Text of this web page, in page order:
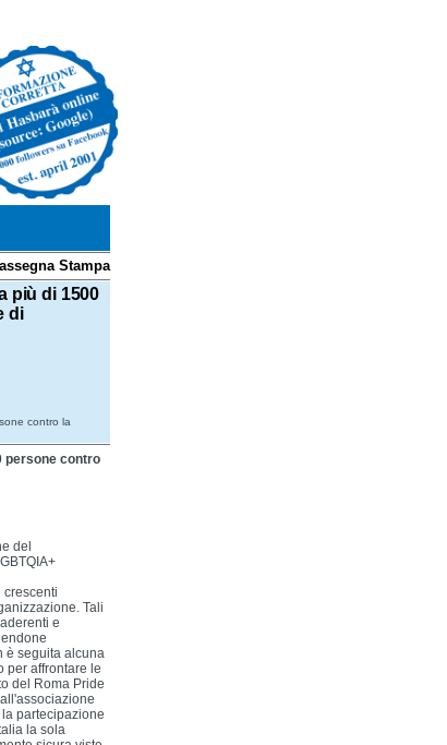
Stampa
più di 1500
di
contro la
persone contro
del
crescenti
Tali
e
è seguita alcuna
per affrontare le
del Roma Pride
partecipazione
la sola